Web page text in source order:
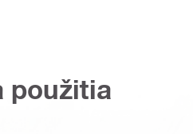
použitia